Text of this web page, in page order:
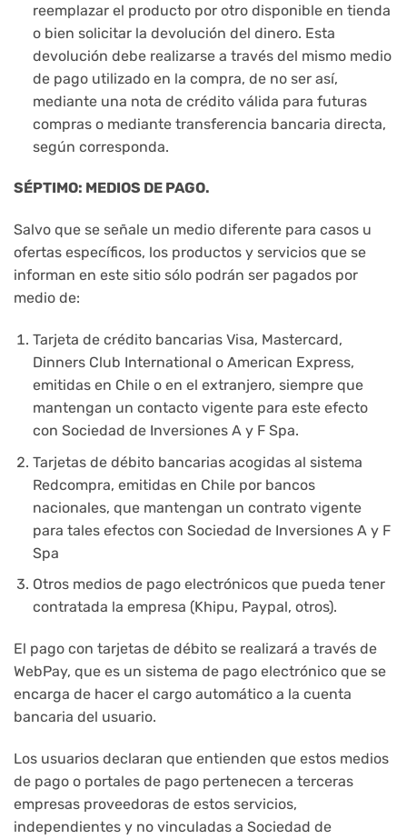
reemplazar el producto por otro disponible en tienda
o bien solicitar la devolución del dinero. Esta
devolución debe realizarse a través del mismo medio
de pago utilizado en la compra, de no ser así,
mediante una nota de crédito válida para futuras
compras o mediante transferencia bancaria directa,
según corresponda.
SÉPTIMO: MEDIOS DE PAGO.
Salvo que se señale un medio diferente para casos u
ofertas específicos, los productos y servicios que se
informan en este sitio sólo podrán ser pagados por
medio de:
Tarjeta de crédito bancarias Visa, Mastercard,
Dinners Club International o American Express,
emitidas en Chile o en el extranjero, siempre que
mantengan un contacto vigente para este efecto
con Sociedad de Inversiones A y F Spa.
Tarjetas de débito bancarias acogidas al sistema
Redcompra, emitidas en Chile por bancos
nacionales, que mantengan un contrato vigente
para tales efectos con Sociedad de Inversiones A y F
Spa
Otros medios de pago electrónicos que pueda tener
contratada la empresa (Khipu, Paypal, otros).
El pago con tarjetas de débito se realizará a través de
WebPay, que es un sistema de pago electrónico que se
encarga de hacer el cargo automático a la cuenta
bancaria del usuario.
Los usuarios declaran que entienden que estos medios
de pago o portales de pago pertenecen a terceras
empresas proveedoras de estos servicios,
independientes y no vinculadas a Sociedad de